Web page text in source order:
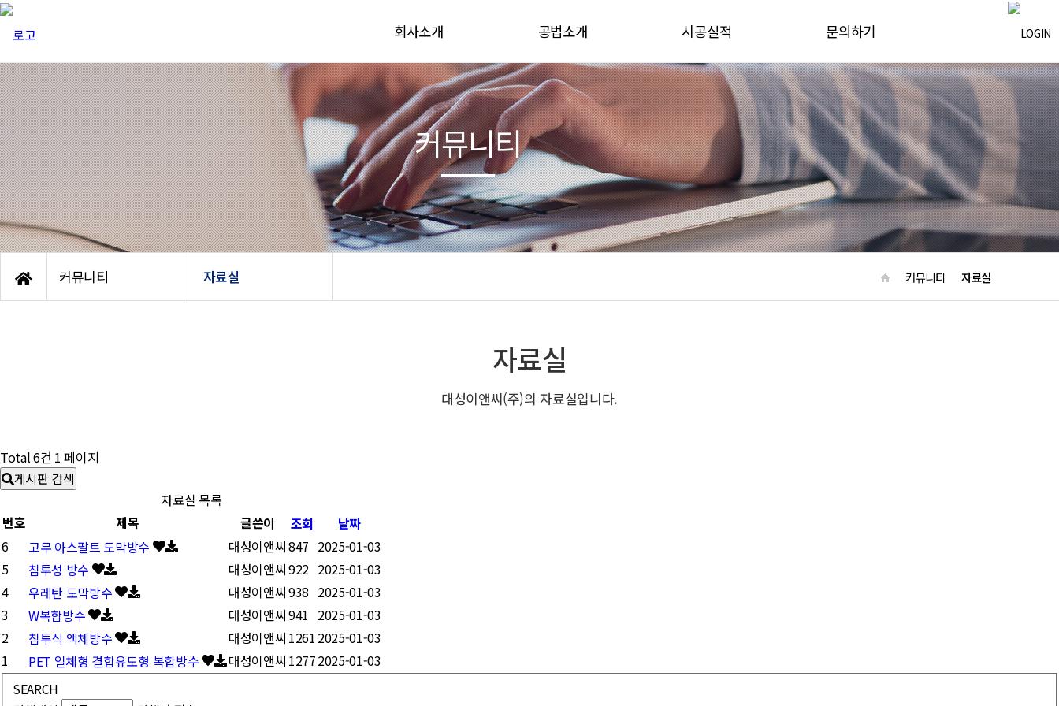
회사소개
인사말
연혁
인증현황
오시는 길
공법소개
PET일체형 결합유도형복합방수
W 복합방수
침투성방수
우레탄도막방수
고무아스팔트도막방수
침투식액체방수
폴리머수지몰탈 바닥재
시공실적 문의하기
커뮤니티
안전관리
자료실
커뮤니티 자료실 커뮤니티 자료실
커뮤니티
자료실
대성이앤씨(주)의 자료실입니다.
Total 6건 1 페이지
게시판 검색
자료실 목록
번호
제목 글쓴이 조회
날짜
6
고무 아스팔트 도막방수 대성이앤씨847 2025-01-03
5
침투성 방수 대성이앤씨922 2025-01-03
4
우레탄 도막방수 대성이앤씨938 2025-01-03
3
W복합방수 대성이앤씨941 2025-01-03
2
침투식 액체방수 대성이앤씨 1261 2025-01-03
1
PET 일체형 결합유도형 복합방수 대성이앤씨 12772025-01-03
SEARCH